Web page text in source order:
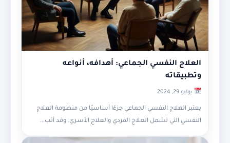
العلاج النفسي الجماعي: أهدافه، أنواعه
وتطبيقاته
يوليو 29, 2024
يعتبر العلاج النفسي الجماعي جزءًا أساسيًا من منظومة العلاج
النفسي التي تشمل العلاج الفردي والعلاج الأسري. وقد أثب...